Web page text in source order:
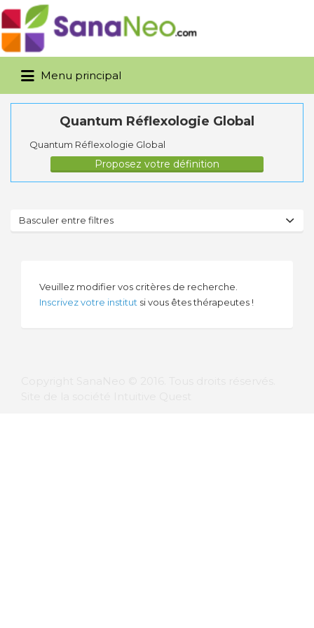
Rechercher:
Menu principal
Quantum Réflexologie Global
Quantum Réflexologie Global
Proposez votre définition
Basculer entre filtres
Veuillez modifier vos critères de recherche.
Inscrivez votre institut si vous êtes thérapeutes !